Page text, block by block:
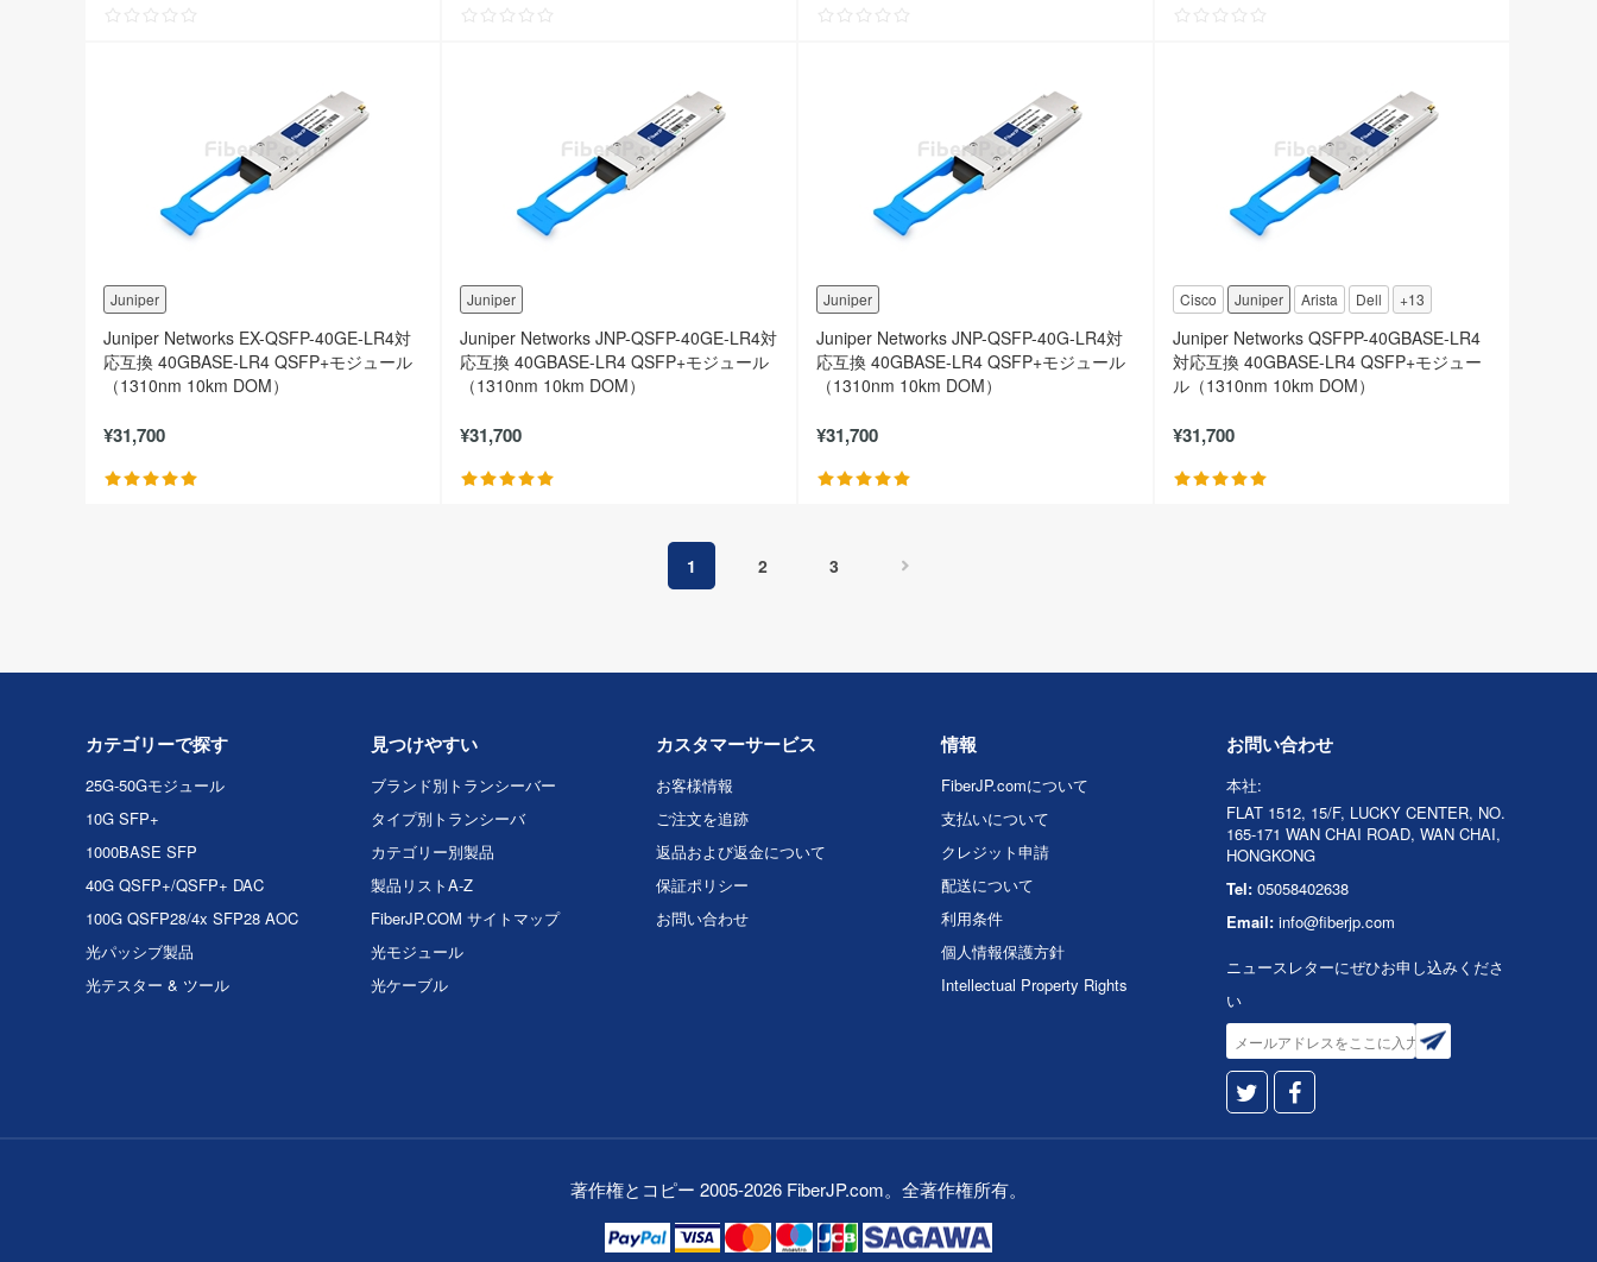
Juniper
Juniper Networks EX-QSFP-40GE-LR4対
応互換 40GBASE-LR4 QSFP+モジュール
（1310nm 10km DOM）
¥31,700
Juniper
Juniper Networks JNP-QSFP-40GE-LR4対
応互換 40GBASE-LR4 QSFP+モジュール
（1310nm 10km DOM）
¥31,700
Juniper
Juniper Networks JNP-QSFP-40G-LR4対
応互換 40GBASE-LR4 QSFP+モジュール
（1310nm 10km DOM）
¥31,700
Cisco Juniper Arista Dell +13
Juniper Networks QSFPP-40GBASE-LR4
対応互換 40GBASE-LR4 QSFP+モジュー
ル（1310nm 10km DOM）
¥31,700
1 2 3
カテゴリーで探す
25G-50Gモジュール
10G SFP+
1000BASE SFP
40G QSFP+/QSFP+ DAC
100G QSFP28/4x SFP28 AOC
光パッシブ製品
光テスター & ツール
見つけやすい
ブランド別トランシーバー
タイプ別トランシーバ
カテゴリー別製品
製品リストA-Z
FiberJP.COM サイトマップ
光モジュール
光ケーブル
カスタマーサービス
お客様情報
ご注文を追跡
返品および返金について
保証ポリシー
お問い合わせ
情報
FiberJP.comについて
支払いについて
クレジット申請
配送について
利用条件
個人情報保護方針
Intellectual Property Rights
お問い合わせ
本社:
FLAT 1512, 15/F, LUCKY CENTER, NO.
165-171 WAN CHAI ROAD, WAN CHAI,
HONGKONG
Tel: 05058402638
Email: info@fiberjp.com
ニュースレターにぜひお申し込みくださ
い
著作権とコピー 2005-2026 FiberJP.com。全著作権所有。